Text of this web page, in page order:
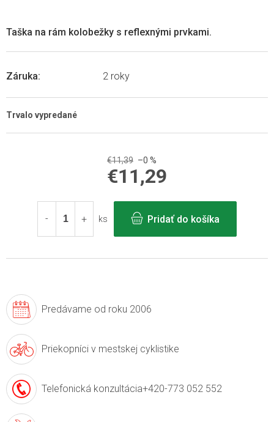
Trvalo vypredané
Záruka: 2 roky
Taška na rám kolobežky s reflexnými prvkami.
€11,39 –0 %
€11,29
cena:
ks
Pridať do košíka
Predávame od roku 2006
Priekopníci v mestskej cyklistike
Telefonická konzultácia+420-773 052 552